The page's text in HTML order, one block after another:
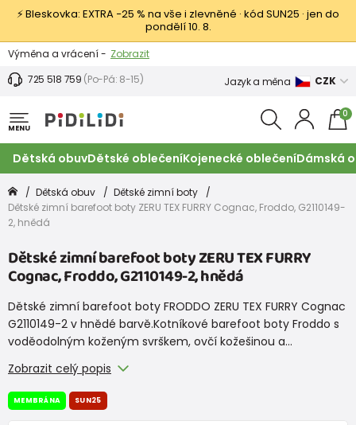
⚡ Bleskovka: EXTRA −25 % na vše i zlevněné · kód SUN25 · jen do
pondělí 10. 8.
Výměna a vrácení - Zobrazit
Sleva 100 Kč na první nákup -
725 518 759 (Po-Pá: 8-15) Jazyk a měna CZK
MENU
0
Dětská obuvDětské oblečeníKojenecké oblečeníDámská
Dětská obuv
Dětské zimní boty
Dětské zimní barefoot boty ZERU TEX FURRY Cognac, Froddo, G2110149-
2, hnědá
Dětské zimní barefoot boty ZERU TEX FURRY
Cognac, Froddo, G2110149-2, hnědá
Dětské zimní barefoot boty FRODDO ZERU TEX FURRY Cognac
G2110149-2 v hnědé barvě.Kotníkové barefoot boty Froddo s
voděodolným koženým svrškem, ovčí kožešinou a…
Zobrazit celý popis
MEMBRÁNA SUN25